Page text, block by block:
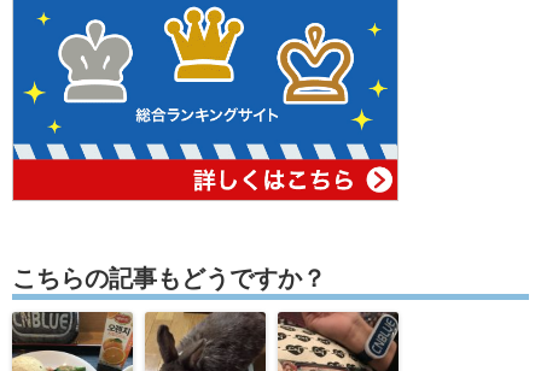
こちらの記事もどうですか？